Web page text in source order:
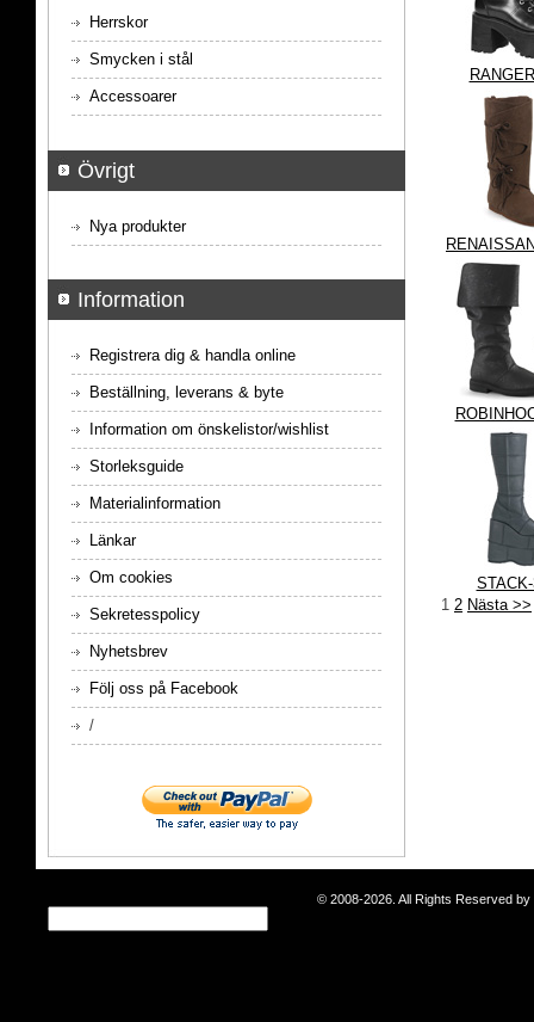
1 2 Nästa >>
Herrskor
Smycken i stål
Accessoarer
Övrigt
Nya produkter
Information
Registrera dig & handla online
Beställning, leverans & byte
Information om önskelistor/wishlist
Storleksguide
Materialinformation
Länkar
Om cookies
Sekretesspolicy
Nyhetsbrev
Följ oss på Facebook
/
© 2008-2026. All Rights Reserved